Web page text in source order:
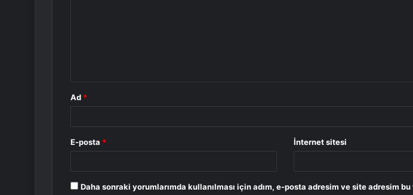
Ad *
E-posta * İnternet sitesi
Daha sonraki yorumlarımda kullanılması için adım, e-posta adresim ve site adresim bu